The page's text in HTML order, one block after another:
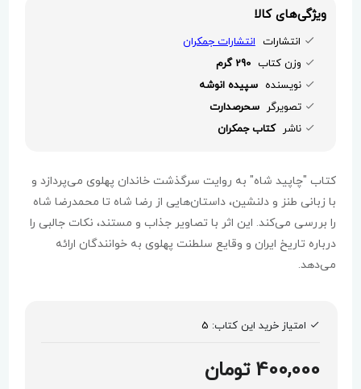
ویژگی‌های کالا
انتشارات انتشارات جمکران
وزن کتاب 290 گرم
نویسنده سپیده انوشه
تصویرگر سحرصدارت
ناشر کتاب جمکران
کتاب "چاپید شاه" به روایت سرگذشت خاندان پهلوی می‌پردازد و
با زبانی طنز و دلنشین، داستان‌هایی از رضا شاه تا محمدرضا شاه
را بررسی می‌کند. این اثر با تصاویر جذاب و مستند، نکات جالبی را
درباره تاریخ ایران و وقایع سلطنت پهلوی به خوانندگان ارائه
می‌دهد.
امتیاز خرید این کتاب: 5
400,000 تومان